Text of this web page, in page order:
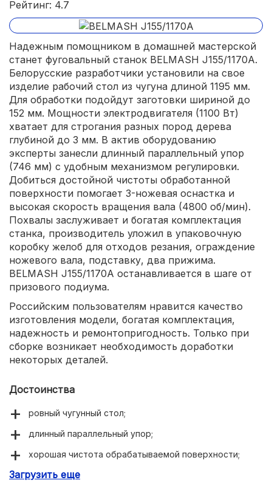
Рейтинг: 4.7
Надежным помощником в домашней мастерской
станет фуговальный станок BELMASH J155/1170A.
Белорусские разработчики установили на свое
изделие рабочий стол из чугуна длиной 1195 мм.
Для обработки подойдут заготовки шириной до
152 мм. Мощности электродвигателя (1100 Вт)
хватает для строгания разных пород дерева
глубиной до 3 мм. В актив оборудованию
эксперты занесли длинный параллельный упор
(746 мм) с удобным механизмом регулировки.
Добиться достойной чистоты обработанной
поверхности помогает 3-ножевая оснастка и
высокая скорость вращения вала (4800 об/мин).
Похвалы заслуживает и богатая комплектация
станка, производитель уложил в упаковочную
коробку желоб для отходов резания, ограждение
ножевого вала, подставку, два прижима.
BELMASH J155/1170A останавливается в шаге от
призового подиума.
Российским пользователям нравится качество
изготовления модели, богатая комплектация,
надежность и ремонтопригодность. Только при
сборке возникает необходимость доработки
некоторых деталей.
Достоинства
ровный чугунный стол;
длинный параллельный упор;
хорошая чистота обрабатываемой поверхности;
богатая комплектация.
Загрузить еще